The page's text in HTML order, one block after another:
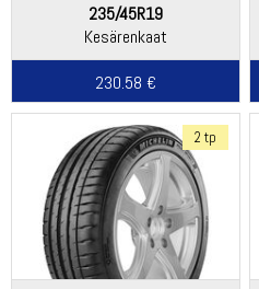
235/45R19
Kesärenkaat
230.58 €
2 tp